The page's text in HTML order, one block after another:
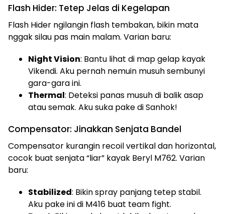
Flash Hider: Tetep Jelas di Kegelapan
Flash Hider ngilangin flash tembakan, bikin mata
nggak silau pas main malam. Varian baru:
Night Vision: Bantu lihat di map gelap kayak
Vikendi. Aku pernah nemuin musuh sembunyi
gara-gara ini.
Thermal: Deteksi panas musuh di balik asap
atau semak. Aku suka pake di Sanhok!
Compensator: Jinakkan Senjata Bandel
Compensator kurangin recoil vertikal dan horizontal,
cocok buat senjata “liar” kayak Beryl M762. Varian
baru:
Stabilized: Bikin spray panjang tetep stabil.
Aku pake ini di M416 buat team fight.